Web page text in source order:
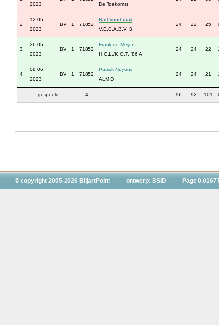
2023
De Toekomst
2.
12-05-
2023
BV 1 71852
Bart Voorbraak
V.E.G.A.B.V. B
24 22 25
3.
26-05-
2023
BV 1 71852
Frank de Meijer
H.G.L./K.O.T. `86 A
24 24 22
4.
09-06-
2023
BV 1 71852
Patrick Nuyens
ALM D
24 24 21
gespeeld 4 96 92 101
© copyright 2005-2026 BiljartPoint ontwerp: BSID Page